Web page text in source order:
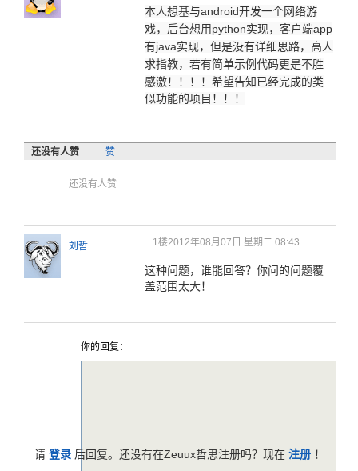
本人想基与android开发一个网络游
戏，后台想用python实现，客户端app
有java实现，但是没有详细思路，高人
求指教，若有简单示例代码更是不胜
感激！！！！ 希望告知已经完成的类
似功能的项目！！！
还没有人赞 赞
还没有人赞
刘哲 1楼2012年08月07日 星期二 08:43
这种问题，谁能回答？你问的问题覆
盖范围太大！
你的回复：
请 登录 后回复。还没有在Zeuux哲思注册吗？现在 注册 ！